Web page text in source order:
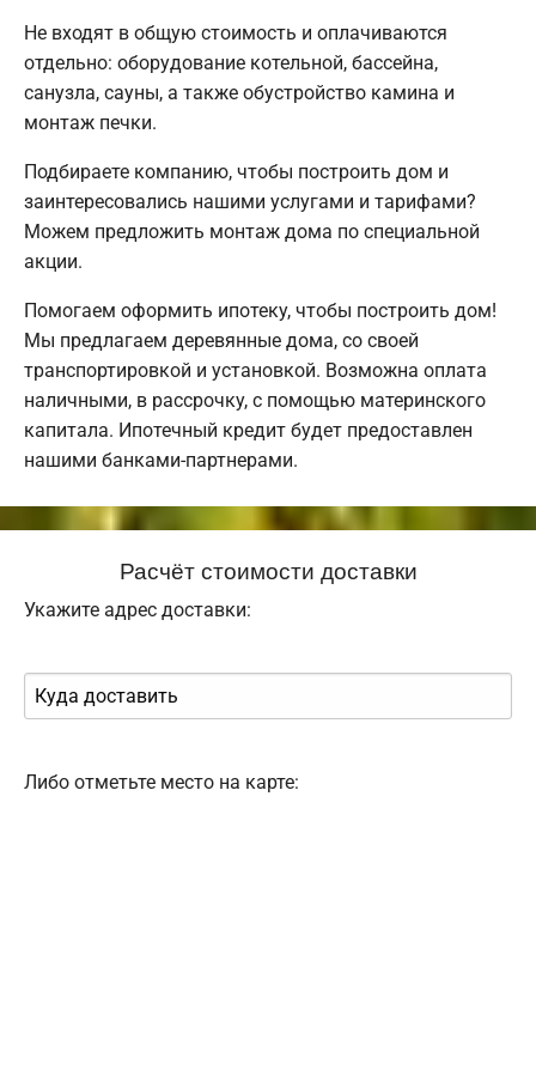
Не входят в общую стоимость и оплачиваются
отдельно: оборудование котельной, бассейна,
санузла, сауны, а также обустройство камина и
монтаж печки.
Подбираете компанию, чтобы построить дом и
заинтересовались нашими услугами и тарифами?
Можем предложить монтаж дома по специальной
акции.
Помогаем оформить ипотеку, чтобы построить дом!
Мы предлагаем деревянные дома, со своей
транспортировкой и установкой. Возможна оплата
наличными, в рассрочку, с помощью материнского
капитала. Ипотечный кредит будет предоставлен
нашими банками-партнерами.
Расчёт стоимости доставки
Укажите адрес доставки:
Либо отметьте место на карте: